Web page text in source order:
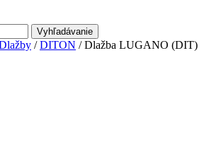
Vyhľadávanie
/DITON / Dlažba LUGANO (DIT)